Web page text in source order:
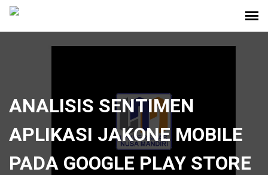
ANALISIS SENTIMEN
APLIKASI JAKONE MOBILE
PADA GOOGLE PLAY STORE